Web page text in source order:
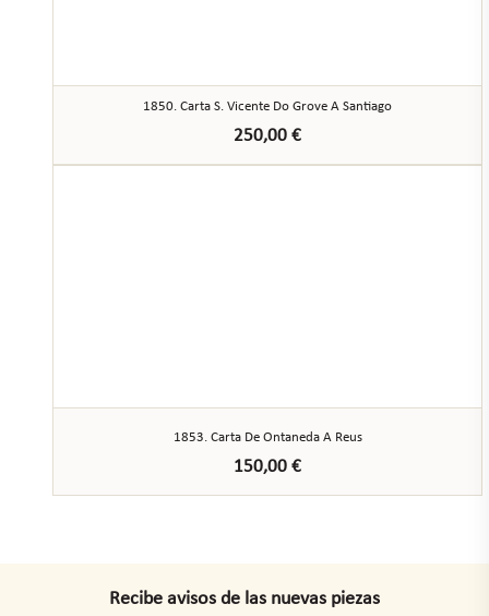
1850. Carta S. Vicente Do Grove A Santiago
250,00 €
1853. Carta De Ontaneda A Reus
150,00 €
Recibe avisos de las nuevas piezas